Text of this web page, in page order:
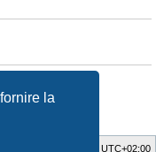
la
UTC+02:00